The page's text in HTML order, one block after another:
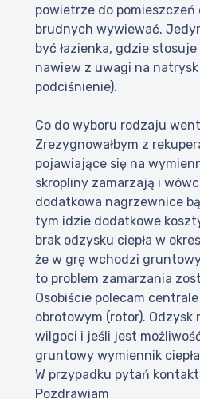
powietrze do
brudnych wywiewać.
być łazienka, gdzie
nawiew z uwagi na
podciśnienie).
Co do wyboru rodzaju
Zrezygnowałbym z
pojawiające się na
skropliny zamarzają i
dodatkowa nagrzewnice
tym idzie dodatkowe
brak odzysku ciepła w
że w grę wchodzi
to problem zamarzania
Osobiście polecam
obrotowym (rotor). Odzysk
wilgoci i jeśli jest
gruntowy wymiennik
W przypadku pytań
Pozdrawiam